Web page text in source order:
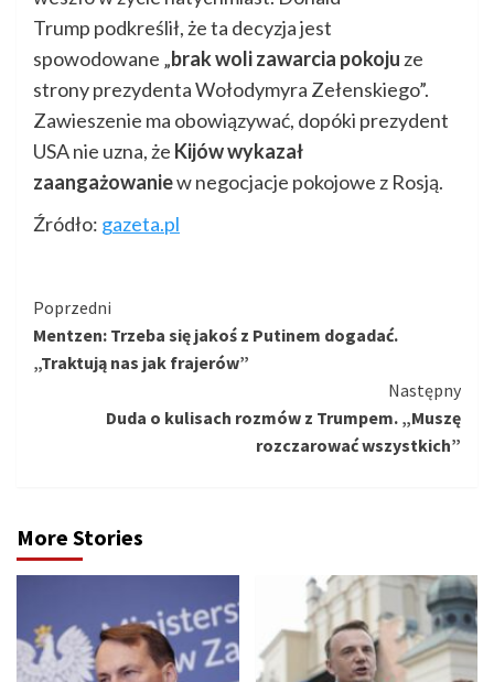
Trump podkreślił, że ta decyzja jest
spowodowane „brak woli zawarcia pokoju ze
strony prezydenta Wołodymyra Zełenskiego”.
Zawieszenie ma obowiązywać, dopóki prezydent
USA nie uzna, że Kijów wykazał
zaangażowaniew negocjacje pokojowe z Rosją.
Źródło: gazeta.pl
Kontynuuj
czytanie
Poprzedni
Mentzen: Trzeba się jakoś z Putinem dogadać.
„Traktują nas jak frajerów”
Następny
Duda o kulisach rozmów z Trumpem. „Muszę
rozczarować wszystkich”
More Stories